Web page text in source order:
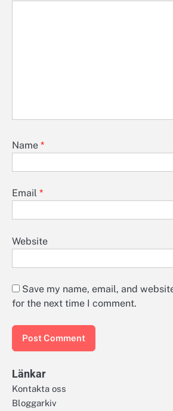
Name *
Email *
Website
Save my name, email, and
for the next time I comment.
Länkar
Kontakta oss
Bloggarkiv